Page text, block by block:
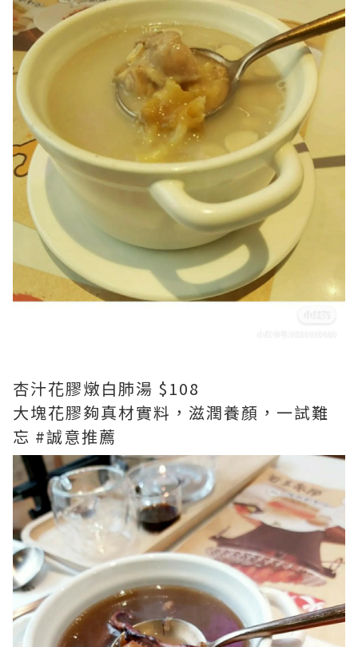
杏汁花膠燉白肺湯 $108
大塊花膠夠真材實料，滋潤養顏，一試難
忘 #誠意推薦